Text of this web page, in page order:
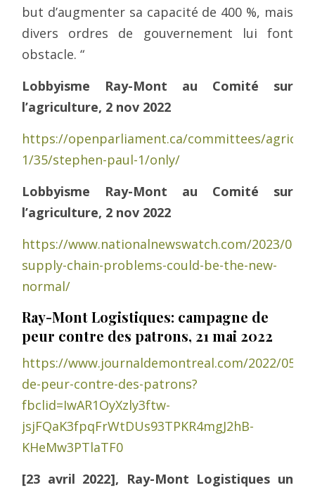
but d’augmenter sa capacité de 400 %, mais
divers ordres de gouvernement lui font
obstacle. “
Lobbyisme Ray-Mont au Comité sur
l’agriculture, 2 nov 2022
https://openparliament.ca/committees/
1/35/stephen-paul-1/only/
Lobbyisme Ray-Mont au Comité sur
l’agriculture, 2 nov 2022
https://www.nationalnewswatch.com/2023/01/
supply-chain-problems-could-be-the-new-
normal/
Ray-Mont Logistiques: campagne de
peur contre des patrons, 21 mai 2022
https://www.journaldemontreal.com/2022/05/
de-peur-contre-des-patrons?
fbclid=IwAR1OyXzly3ftw-
jsjFQaK3fpqFrWtDUs93TPKR4mgJ2hB-
KHeMw3PTlaTF0
[23 avril 2022], Ray-Mont Logistiques un